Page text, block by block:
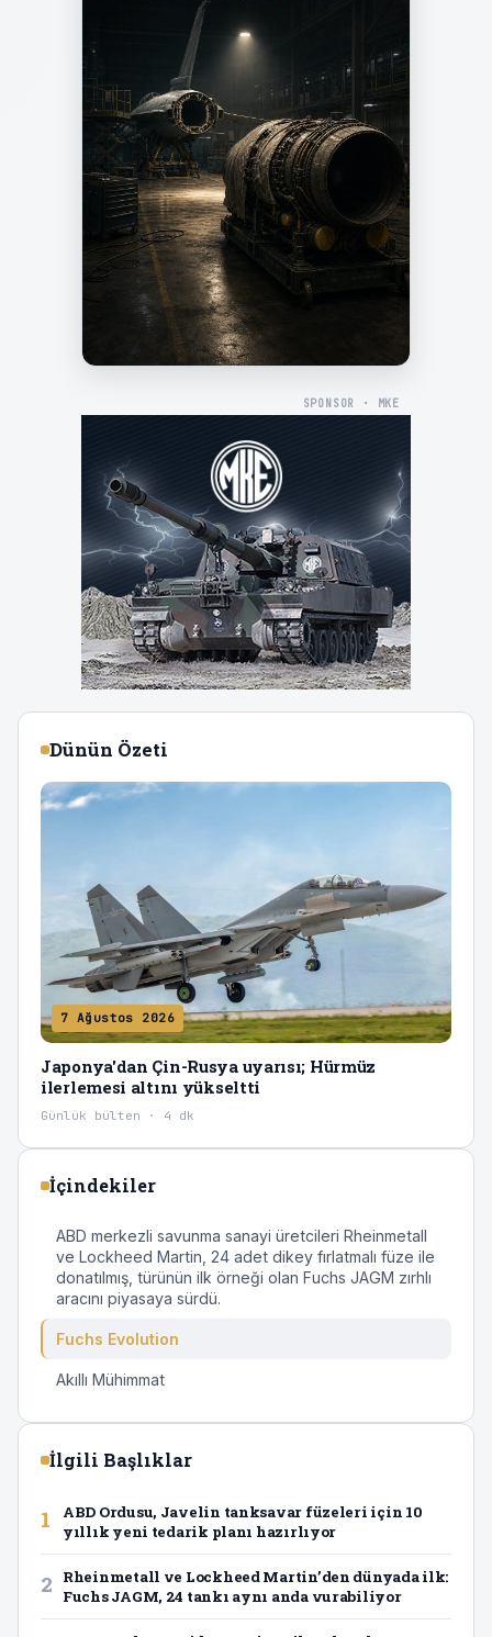
SPONSOR · MKE
Dünün Özeti
7 Ağustos 2026
Japonya'dan Çin-Rusya uyarısı; Hürmüz
ilerlemesi altını yükseltti
Günlük bülten · 4 dk
İçindekiler
ABD merkezli savunma sanayi üretcileri Rheinmetall
ve Lockheed Martin, 24 adet dikey fırlatmalı füze ile
donatılmış, türünün ilk örneği olan Fuchs JAGM zırhlı
aracını piyasaya sürdü.
Fuchs Evolution
Akıllı Mühimmat
İlgili Başlıklar
1
ABD Ordusu, Javelin tanksavar füzeleri için 10
yıllık yeni tedarik planı hazırlıyor
2
Rheinmetall ve Lockheed Martin’den dünyada ilk:
Fuchs JAGM, 24 tankı aynı anda vurabiliyor